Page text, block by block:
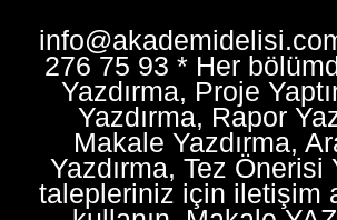
276 75 93 * Her
Yazdırma, Proje
Yazdırma, Rapor
Makale Yazdırma,
Yazdırma, Tez Önerisi
talepleriniz için iletişim